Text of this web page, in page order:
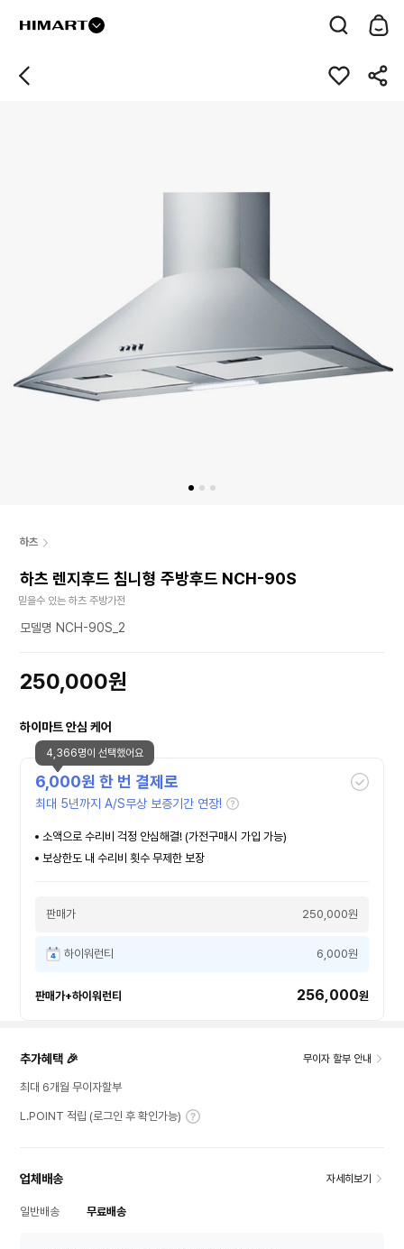
하츠
하츠 렌지후드 침니형 주방후드 NCH-90S
믿을수 있는 하츠 주방가전
모델명 NCH-90S_2
250,000원
하이마트 안심 케어
6,000원 한 번 결제로
최대 5년까지 A/S무상 보증기간 연장!
소액으로 수리비 걱정 안심해결! (가전구매시 가입 가능)
보상한도 내 수리비 횟수 무제한 보장
판매가 250,000원
하이워런티 6,000원
판매가+하이워런티 256,000원
4,366명이 선택했어요
추가혜택 🎉 무이자 할부 안내
최대 6개월 무이자할부
L.POINT 적립 (로그인 후 확인가능)
업체배송 자세히보기
일반배송 무료배송